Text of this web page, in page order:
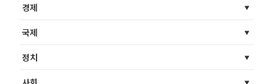
경제
국제
정치